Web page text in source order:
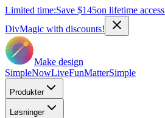
Limited time:Save $145on lifetime access
DivMagic with discounts!
Make design
SimpleNowLiveFunMatterSimple
Produkter
Løsninger